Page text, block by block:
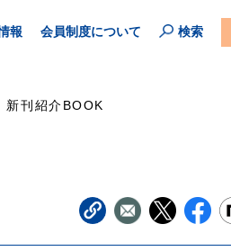
報 会員制度について 検索
新刊紹介BOOK